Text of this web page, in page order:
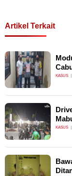
Artikel Terkait
KASUS
KASUS